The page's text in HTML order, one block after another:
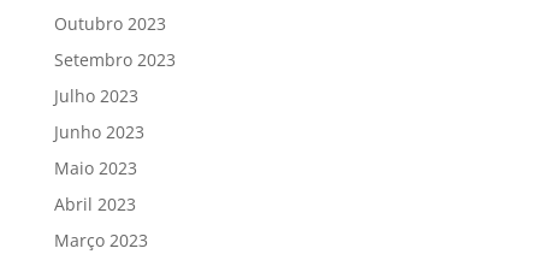
Outubro 2023
Setembro 2023
Julho 2023
Junho 2023
Maio 2023
Abril 2023
Março 2023